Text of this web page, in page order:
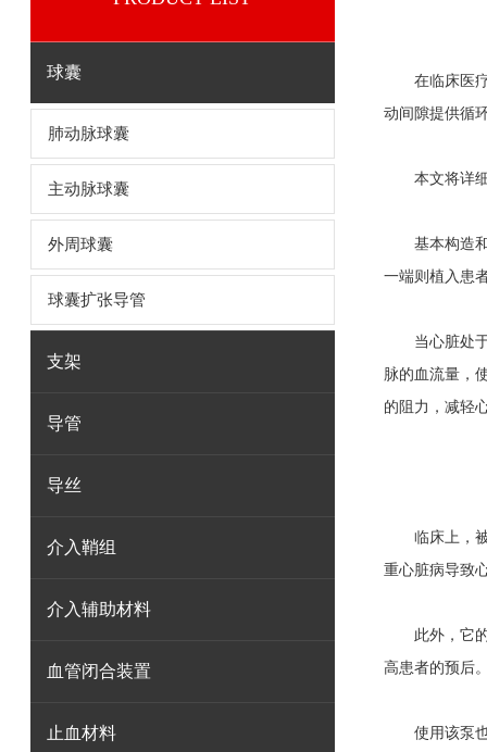
球囊
肺动脉球囊
主动脉球囊
外周球囊
球囊扩张导管
支架
导管
导丝
介入鞘组
介入辅助材料
血管闭合装置
止血材料
在临床医疗
动间隙提供循
本文将详细
基本构造和
一端则植入患
当心脏处于
脉的血流量，
的阻力，减轻
临床上，被
重心脏病导致
此外，它的
高患者的预后
使用该泵也